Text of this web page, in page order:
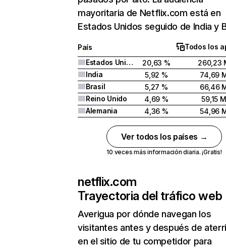
mayoritaria de Netflix.com está en
Estados Unidos seguido de India y
País
Todos los
Estados Unidos
20,63 %
260,23
India
5,92 %
74,69
Brasil
5,27 %
66,46
Reino Unido
4,69 %
59,15 M
Alemania
4,36 % 54,96
Ver todos los países →
10 veces más información diaria. ¡Gratis!
netflix.com
Trayectoria del tráfico web
Averigua por dónde navegan los
visitantes antes y después de
en el sitio de tu competidor para